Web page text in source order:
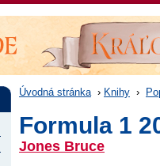
Úvodná stránka › Knihy ›
Formula 1
Jones Bruce